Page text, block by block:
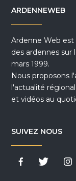
ARDENNEWEB
Ardenne Web
des ardennes sur
mars 1999.
Nous proposons
l'actualité
et vidéos au
SUIVEZ NOUS